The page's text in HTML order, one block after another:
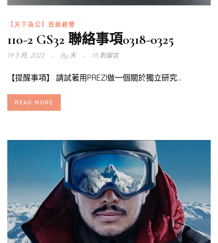
【天下為公】班級經營
110-2 GS32 聯絡事項0318-0325
19 3 月, 2022 By天 15 則留言
【提醒事項】 請試著用PREZI做一個關於獨立研究...
READ MORE